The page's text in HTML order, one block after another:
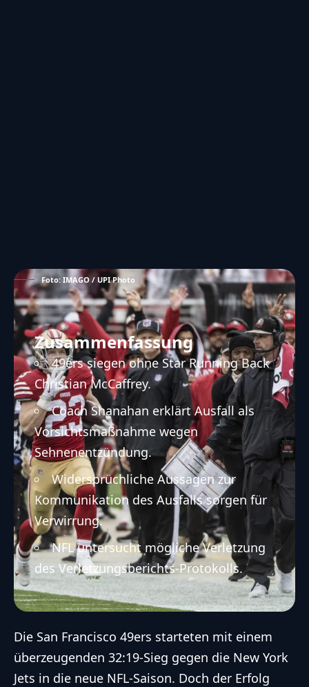
Foto: IMAGO / UPI Photo
Zusammenfassung
49ers siegen ohne Star Running Back
Christian McCaffrey.
Coach Shanahan erklärt Ausfall als
Vorsichtsmaßnahme wegen
Sehnenentzündung.
Widersprüchliche Aussagen zur
Kommunikation des Ausfalls sorgen für
Verwirrung.
NFL untersucht mögliche Verletzung
des Verletzungsberichts-Protokolls.
Die San Francisco 49ers starteten mit einem
überzeugenden 32:19-Sieg gegen die New York
Jets in die neue NFL-Saison. Doch der Erfolg